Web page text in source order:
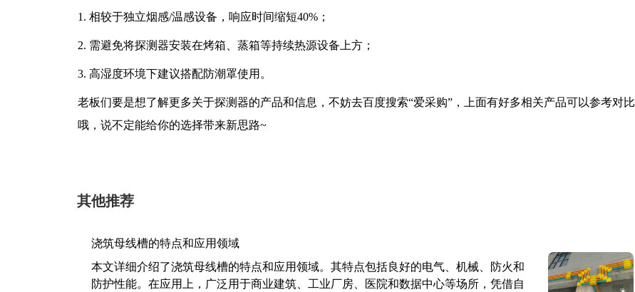
1. 相较于独立烟感/温感设备，响应时间缩短40%；
2. 需避免将探测器安装在烤箱、蒸箱等持续热源设备上方；
3. 高湿度环境下建议搭配防潮罩使用。
老板们要是想了解更多关于探测器的产品和信息，不妨去百度搜索“爱采购”，上面有好多相关产品可以参考对比
哦，说不定能给你的选择带来新思路~
其他推荐
浇筑母线槽的特点和应用领域
本文详细介绍了浇筑母线槽的特点和应用领域。其特点包括良好的电气、机械、防火和
防护性能。在应用上，广泛用于商业建筑、工业厂房、医院和数据中心等场所，凭借自